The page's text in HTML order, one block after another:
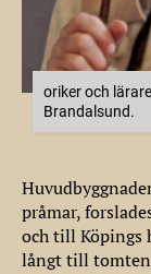
oriker och
Brandalsund.
pråmar,
och till Köpings
långt till tomten